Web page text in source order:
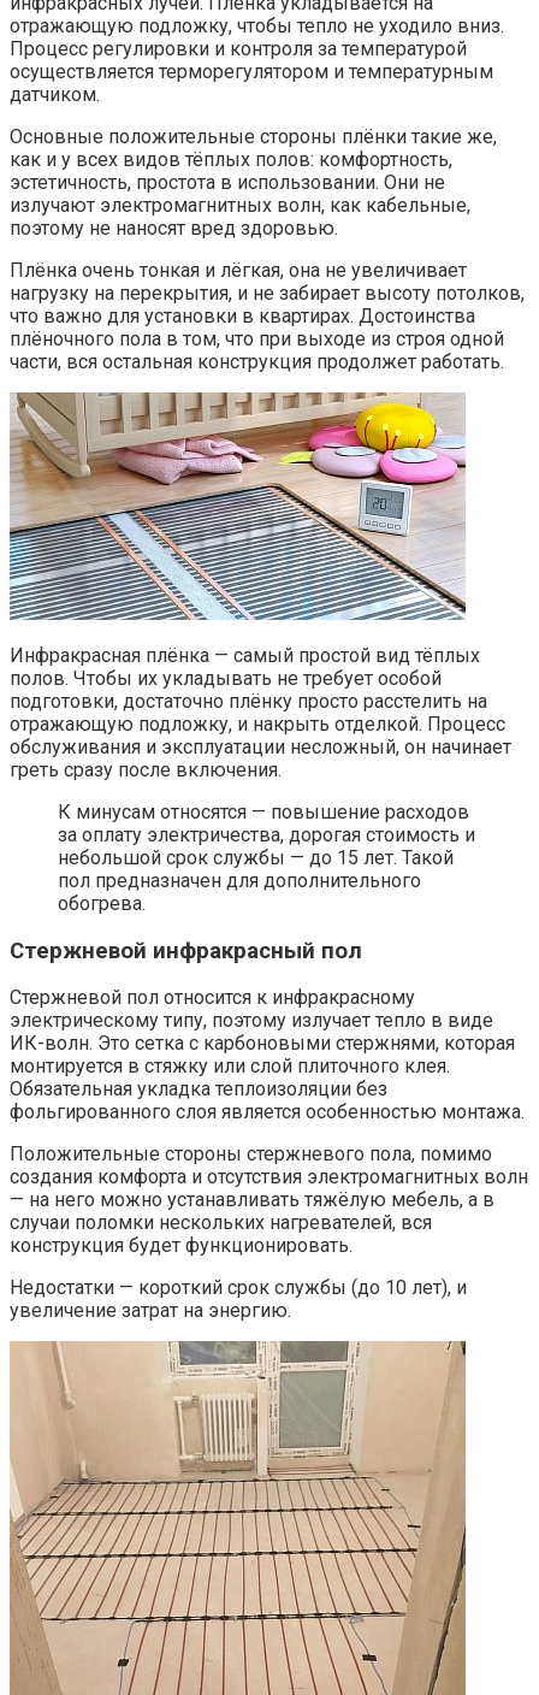
отражающую подложку, чтобы тепло не уходило вниз.
Процесс регулировки и контроля за температурой
осуществляется терморегулятором и температурным
датчиком.
Основные положительные стороны плёнки такие же,
как и у всех видов тёплых полов: комфортность,
эстетичность, простота в использовании. Они не
излучают электромагнитных волн, как кабельные,
поэтому не наносят вред здоровью.
Плёнка очень тонкая и лёгкая, она не увеличивает
нагрузку на перекрытия, и не забирает высоту потолков,
что важно для установки в квартирах. Достоинства
плёночного пола в том, что при выходе из строя одной
части, вся остальная конструкция продолжет работать.
Инфракрасная плёнка — самый простой вид тёплых
полов. Чтобы их укладывать не требует особой
подготовки, достаточно плёнку просто расстелить на
отражающую подложку, и накрыть отделкой. Процесс
обслуживания и эксплуатации несложный, он начинает
греть сразу после включения.
К минусам относятся — повышение расходов
за оплату электричества, дорогая стоимость и
небольшой срок службы — до 15 лет. Такой
пол предназначен для дополнительного
обогрева.
Стержневой инфракрасный пол
Стержневой пол относится к инфракрасному
электрическому типу, поэтому излучает тепло в виде
ИК-волн. Это сетка с карбоновыми стержнями, которая
монтируется в стяжку или слой плиточного клея.
Обязательная укладка теплоизоляции без
фольгированного слоя является особенностью монтажа.
Положительные стороны стержневого пола, помимо
создания комфорта и отсутствия электромагнитных волн
— на него можно устанавливать тяжёлую мебель, а в
случаи поломки нескольких нагревателей, вся
конструкция будет функционировать.
Недостатки — короткий срок службы (до 10 лет), и
увеличение затрат на энергию.